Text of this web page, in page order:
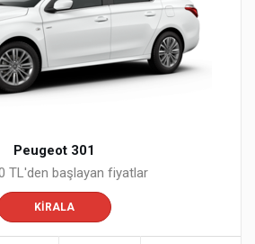
Peugeot 301
TL'den başlayan fiyatlar
KIRALA